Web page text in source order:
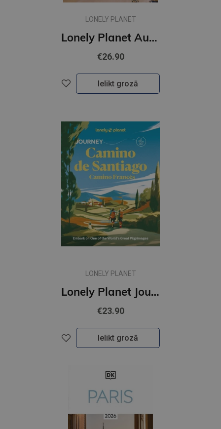
LONELY PLANET
Lonely Planet Australia
€26.90
Ielikt grozā
LONELY PLANET
Lonely Planet Journey Camino de Santiago : Camino Frances
€23.90
Ielikt grozā